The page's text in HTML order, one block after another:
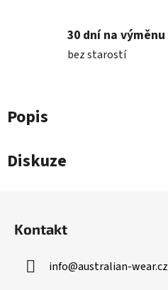
30 dní na výměnu
bez starostí
Popis
Diskuze
Kontakt
info@australian-wear.cz